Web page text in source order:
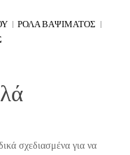
ΡΟΛΑ ΒΑΨΙΜΑΤΟΣ
σχεδιασμένα για να